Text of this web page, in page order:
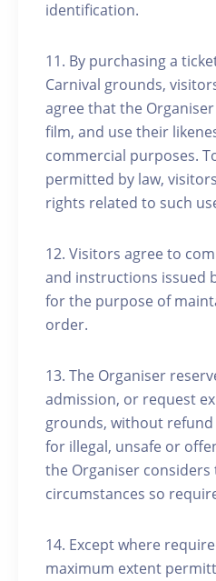
identification.
11. By purchasing a
Carnival grounds,
agree that the
film, and use their
commercial purposes.
permitted by law,
rights related to such
12. Visitors agree to
and instructions issued
for the purpose of
order.
13. The Organiser
admission, or request
grounds, without
for illegal, unsafe or
the Organiser considers
circumstances so
14. Except where
maximum extent